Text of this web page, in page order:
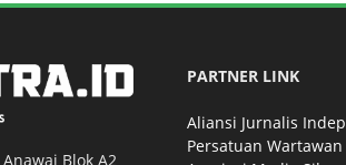
Blok A2
PARTNER LINK
Aliansi Jurnalis
Persatuan